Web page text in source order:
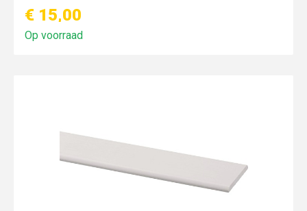
€ 15,00
Op voorraad